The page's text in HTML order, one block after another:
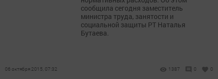
сообщила сегодня заместитель
министра труда, занятости и
социальной защиты РТ Наталья
Бутаева.
06 октября 2015, 07:32 1387 0 0